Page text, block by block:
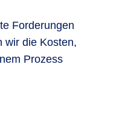
Forderungen
wir die Kosten,
Prozess